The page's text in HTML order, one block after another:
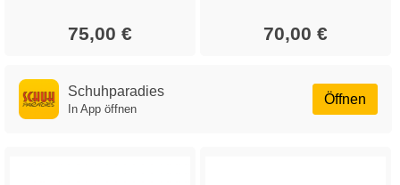
75,00 € 70,00 €
Öffnen
Schuhparadies
In App öffnen